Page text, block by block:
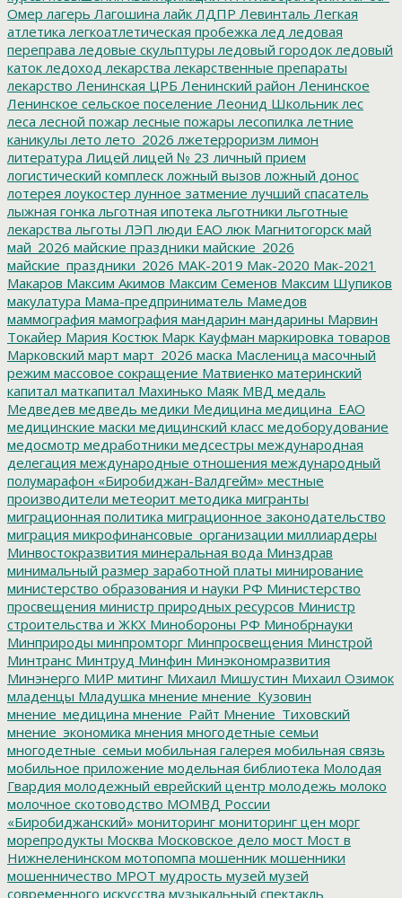
Омер лагерь Лагошина лайк ЛДПР Левинталь Легкая
атлетика легкоатлетическая пробежка лед ледовая
переправа ледовые скульптуры ледовый городок ледовый
каток ледоход лекарства лекарственные препараты
лекарство Ленинская ЦРБ Ленинский район Ленинское
Ленинское сельское поселение Леонид Школьник лес
леса лесной пожар лесные пожары лесопилка летние
каникулы лето лето_2026 лжетерроризм лимон
литература Лицей лицей № 23 личный прием
логистический комплеск ложный вызов ложный донос
лотерея лоукостер лунное затмение лучший спасатель
лыжная гонка льготная ипотека льготники льготные
лекарства льготы ЛЭП люди ЕАО люк Магнитогорск май
май_2026 майские праздники майские_2026
майские_праздники_2026 МАК-2019 Мак-2020 Мак-2021
Макаров Максим Акимов Максим Семенов Максим Шупиков
макулатура Мама-предприниматель Мамедов
маммография мамография мандарин мандарины Марвин
Токайер Мария Костюк Марк Кауфман маркировка товаров
Марковский март март_2026 маска Масленица масочный
режим массовое сокращение Матвиенко материнский
капитал маткапитал Махинько Маяк МВД медаль
Медведев медведь медики Медицина медицина_ЕАО
медицинские маски медицинский класс медоборудование
медосмотр медработники медсестры международная
делегация международные отношения международный
полумарафон «Биробиджан-Валдгейм» местные
производители метеорит методика мигранты
миграционная политика миграционное законодательство
миграция микрофинансовые_организации миллиардеры
Минвостокразвития минеральная вода Минздрав
минимальный размер заработной платы минирование
министерство образования и науки РФ Министерство
просвещения министр природных ресурсов Министр
строительства и ЖКХ Минобороны РФ Минобрнауки
Минприроды минпромторг Минпросвещения Минстрой
Минтранс Минтруд Минфин Минэкономразвития
Минэнерго МИР митинг Михаил Мишустин Михаил Озимок
младенцы Младушка мнение мнение_Кузовин
мнение_медицина мнение_Райт Мнение_Тиховский
мнение_экономика мнения многодетные семьи
многодетные_семьи мобильная галерея мобильная связь
мобильное приложение модельная библиотека Молодая
Гвардия молодежный еврейский центр молодежь молоко
молочное скотоводство МОМВД России
«Биробиджанский» мониторинг мониторинг цен морг
морепродукты Москва Московское дело мост Мост в
Нижнеленинском мотопомпа мошенник мошенники
мошенничество МРОТ мудрость музей музей
современного искусства музыкальный спектакль